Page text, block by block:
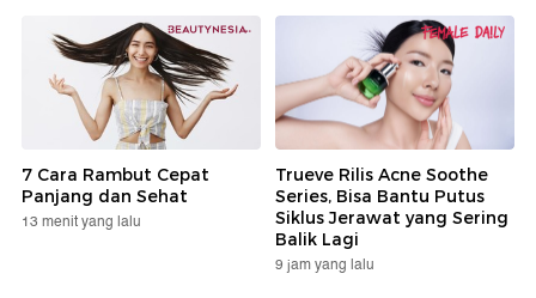
7 Cara Rambut Cepat
Panjang dan Sehat
13 menit yang lalu
Trueve Rilis Acne Soothe
Series, Bisa Bantu Putus
Siklus Jerawat yang Sering
Balik Lagi
9 jam yang lalu